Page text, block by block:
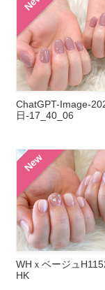
ChatGPT-Image-
日-17_40_06
New
WHｘベージュ
HK